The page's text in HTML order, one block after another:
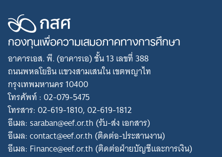
กองทุนเพื่อความเสมอภาคทางการศึกษา
อาคารเอส. พี. (อาคารเอ) ชั้น 13 เลขที่ 388
ถนนพหลโยธิน แขวงสามเสนใน เขตพญาไท
กรุงเทพมหานคร 10400
โทรศัพท์ : 02-079-5475
โทรสาร: 02-619-1810, 02-619-1812
อีเมล: saraban@eef.or.th (รับ-ส่ง เอกสาร)
อีเมล: contact@eef.or.th (ติดต่อ-ประสานงาน)
อีเมล: Finance@eef.or.th (ติดต่อฝ่ายบัญชีและการเงิน)